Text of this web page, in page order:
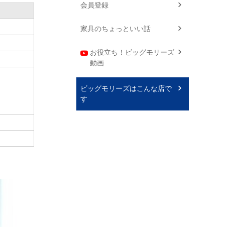
会員登録
家具のちょっといい話
お役立ち！ビッグモリーズ
動画
ビッグモリーズはこんな店で
す